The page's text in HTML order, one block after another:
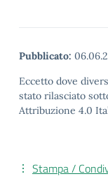
Pubblicato:
Eccetto dove
stato rilasciato
Attribuzione 4.0
Stampa /